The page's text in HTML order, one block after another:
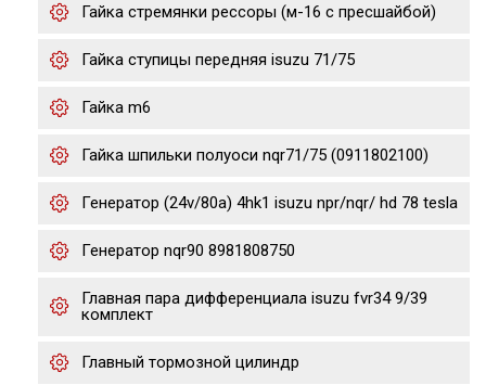
Гайка стремянки рессоры (м-16 с пресшайбой)
Гайка ступицы передняя isuzu 71/75
Гайка m6
Гайка шпильки полуоси nqr71/75 (0911802100)
Генератор (24v/80a) 4hk1 isuzu npr/nqr/ hd 78 tesla
Генератор nqr90 8981808750
Главная пара дифференциала isuzu fvr34 9/39
комплект
Главный тормозной цилиндр